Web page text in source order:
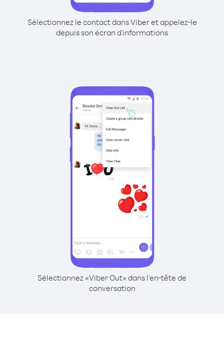
Sélectionnez le contact dans Viber et appelez-le
depuis son écran d'informations
Sélectionnez «Viber Out» dans l'en-tête de
conversation